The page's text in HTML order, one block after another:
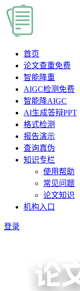
首页
论文查重免费
智能降重
AIGC检测 免费
智能降AIGC
AI生成答辩PPT
格式检测
报告演示
查询真伪
知识专栏
使用帮助
常见问题
论文知识
机构入口
登录